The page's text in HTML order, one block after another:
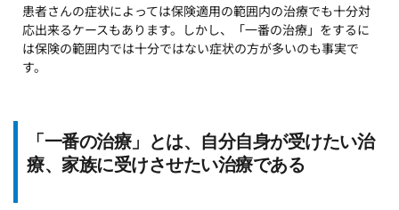
患者さんの症状によっては保険適用の範囲内の治療でも十分対
応出来るケースもあります。しかし、「一番の治療」をするに
は保険の範囲内では十分ではない症状の方が多いのも事実で
す。
「一番の治療」とは、自分自身が受けたい治
療、家族に受けさせたい治療である